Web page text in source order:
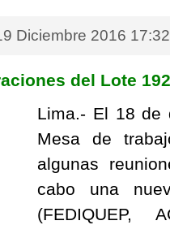
Diciembre 2016 17:32
del Lote
Lima.- El 18 de
Mesa de
algunas
cabo una
(FEDIQUEP,